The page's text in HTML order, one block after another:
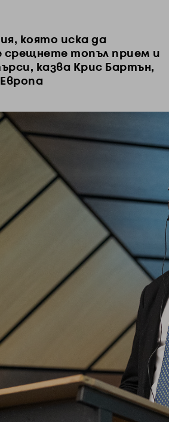
която иска да
срещнете топъл прием и
казва Крис Бартън,